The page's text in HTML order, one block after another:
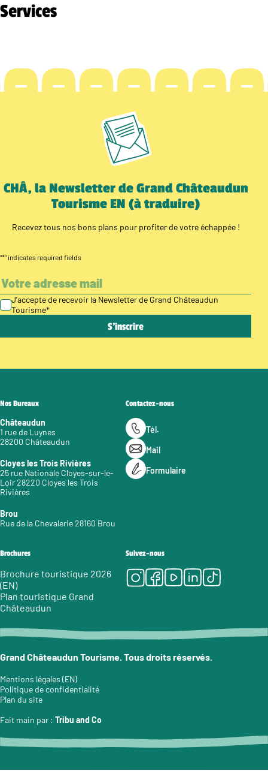
Services
CHÂ, la Newsletter de Grand Châteaudun
Tourisme EN (à traduire)
Recevez tous nos bons plans pour profiter de votre échappée !
"*" indicates required fields
J’accepte de recevoir la Newsletter de Grand Châteaudun
Tourisme*
Nos Bureaux
Châteaudun
1 rue de Luynes
28200 Châteaudun
Cloyes les Trois Rivières
25 rue Nationale Cloyes-sur-le-
Loir 28220 Cloyes les Trois
Rivières
Brou
Rue de la Chevalerie 28160 Brou
Contactez-nous
Tél.
Mail
Formulaire
Brochures
Brochure touristique 2026
(EN)
Plan touristique Grand
Châteaudun
Suivez-nous
Instagram
Facebook
Youtube
LinkedIn
Tiktok
Grand Châteaudun Tourisme. Tous droits réservés.
Mentions légales (EN)
Politique de confidentialité
Plan du site
Fait main par : Tribu and Co